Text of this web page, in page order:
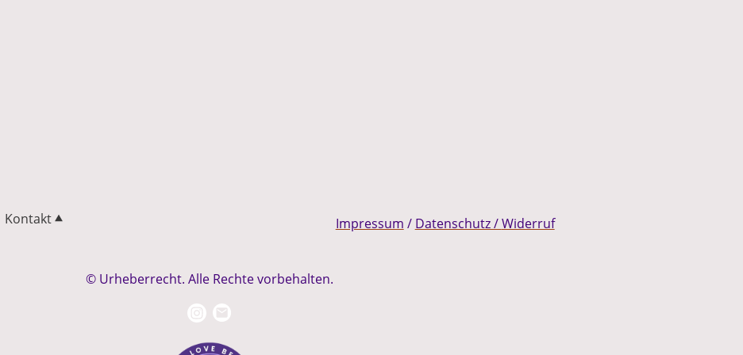
Kontakt Impressum / Datenschutz /Widerruf
© Urheberrecht. Alle Rechte vorbehalten.